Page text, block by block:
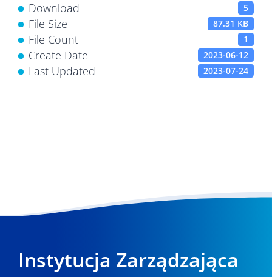
Download 5
File Size 87.31 KB
File Count 1
Create Date 2023-06-12
Last Updated 2023-07-24
Instytucja Zarządzająca